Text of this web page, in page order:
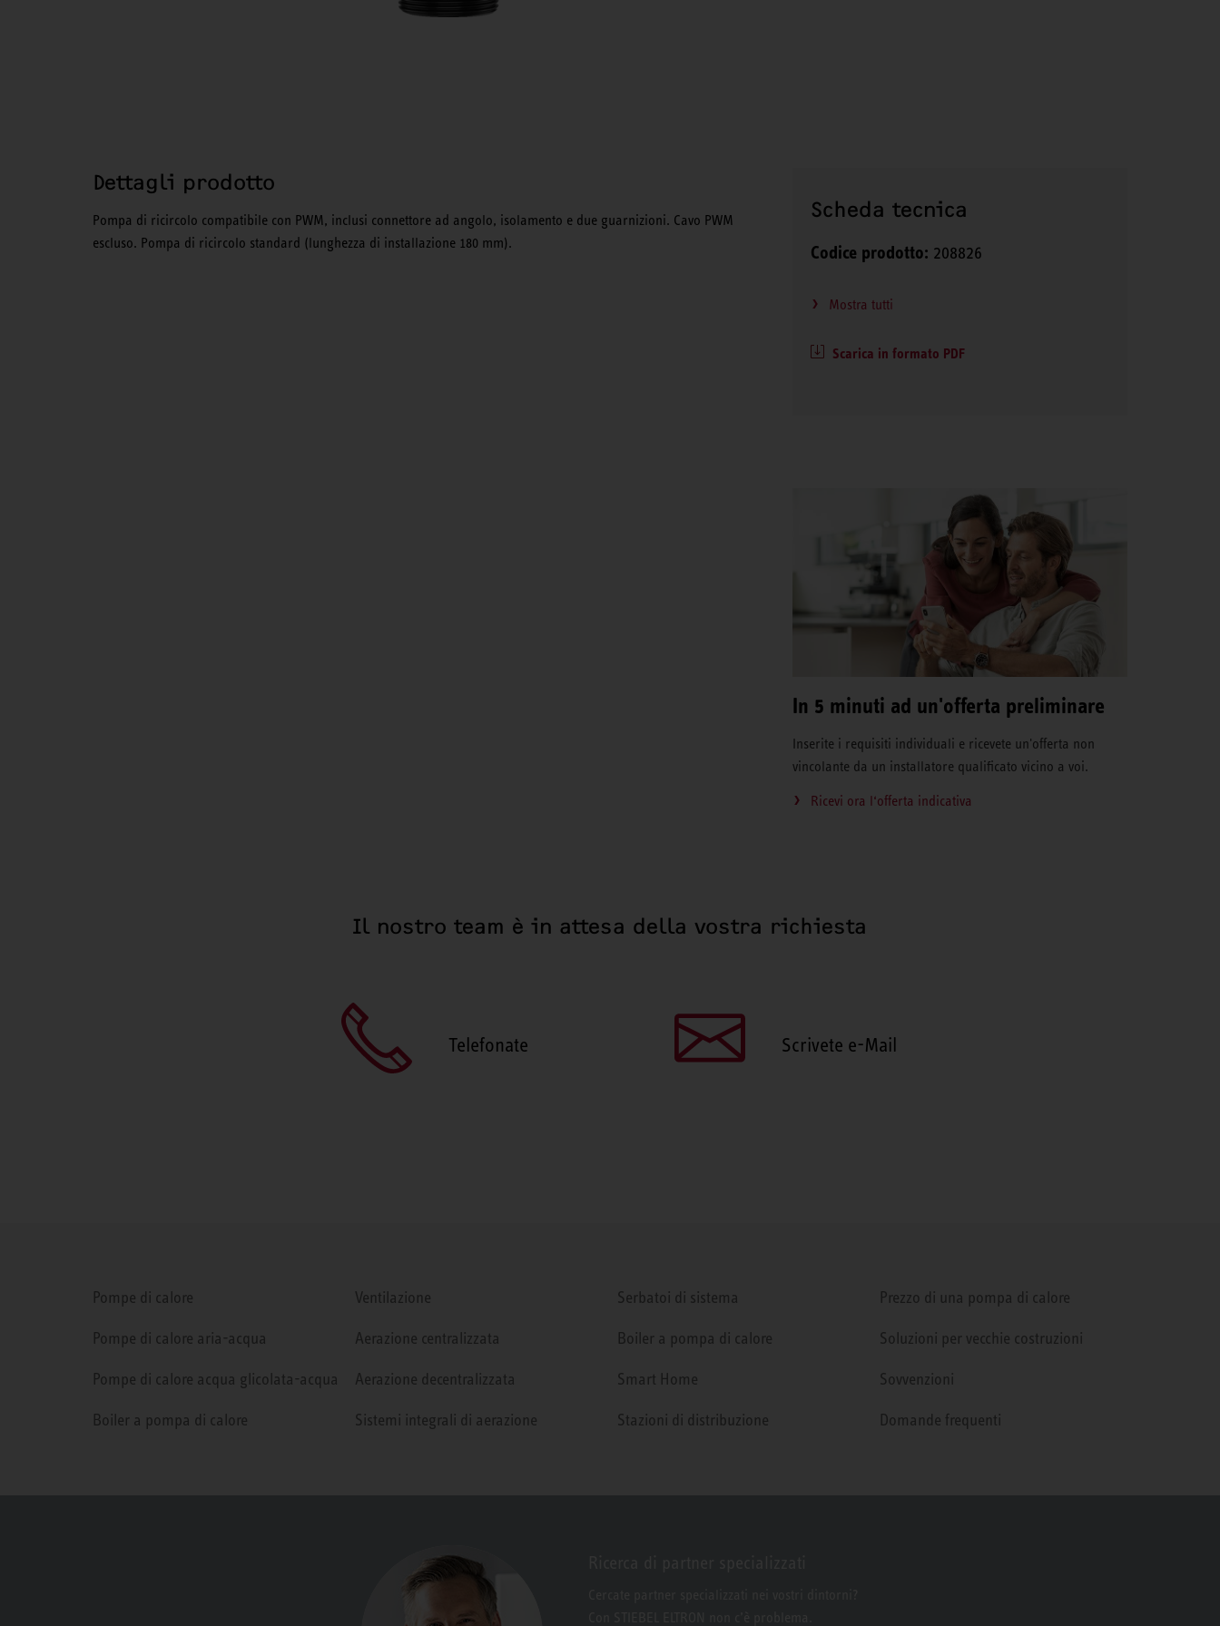
Dettagli prodotto
Pompa di ricircolo compatibile con PWM, inclusi connettore ad angolo, isolamento e due guarnizioni. Cavo PWM
escluso. Pompa di ricircolo standard (lunghezza di installazione 180 mm).
Scheda tecnica
Codice prodotto: 208826
Mostra tutti
Scarica in formato PDF
In 5 minuti ad un'offerta preliminare
Inserite i requisiti individuali e ricevete un'offerta non
vincolante da un installatore qualificato vicino a voi.
Ricevi ora l‘offerta indicativa
Il nostro team è in attesa della vostra richiesta
Telefonate Scrivete e-Mail
Pompe di calore
Pompe di calore aria-acqua
Pompe di calore acqua glicolata-acqua
Boiler a pompa di calore
Ventilazione
Aerazione centralizzata
Aerazione decentralizzata
Sistemi integrali di aerazione
Serbatoi di sistema
Boiler a pompa di calore
Smart Home
Stazioni di distribuzione
Prezzo di una pompa di calore
Soluzioni per vecchie costruzioni
Sovvenzioni
Domande frequenti